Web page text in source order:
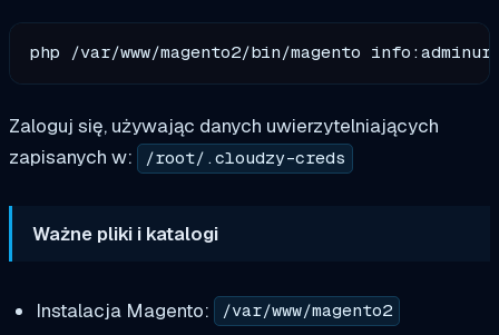
Zaloguj się, używając danych uwierzytelniających
zapisanych w:
/root/.cloudzy-creds
Ważne pliki i katalogi
Instalacja Magento: /var/www/magento2